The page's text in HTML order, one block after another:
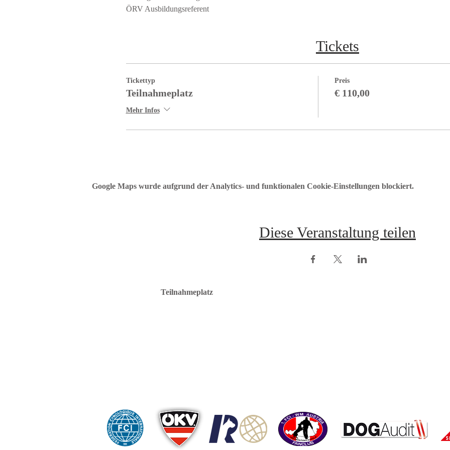
ÖRV Ausbildungsreferent
Tickets
Tickettyp
Teilnahmeplatz
Mehr Infos
Preis
€ 110,00
Google Maps wurde aufgrund der Analytics- und funktionalen Cookie-Einstellungen blockiert.
Diese Veranstaltung teilen
Teilnahmeplatz